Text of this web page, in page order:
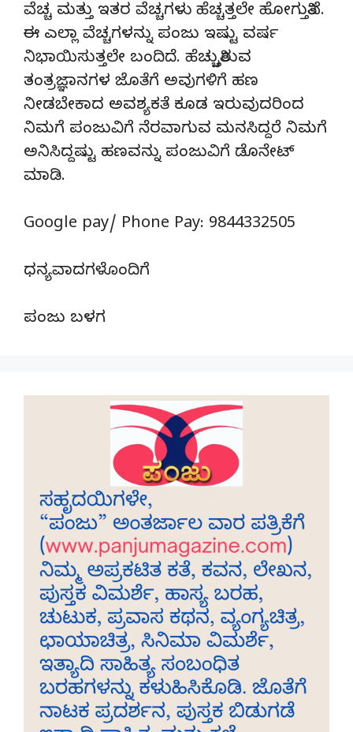
ವೆಚ್ಚ ಮತ್ತು ಇತರ ವೆಚ್ಚಗಳು ಹೆಚ್ಚತ್ತಲೇ ಹೋಗುತ್ತಿವೆ.
ಈ ಎಲ್ಲಾ ವೆಚ್ಚಗಳನ್ನು ಪಂಜು ಇಷ್ಟು ವರ್ಷ
ನಿಭಾಯಿಸುತ್ತಲೇ ಬಂದಿದೆ. ಹೆಚ್ಚುತ್ತಿರುವ
ತಂತ್ರಜ್ಞಾನಗಳ ಜೊತೆಗೆ ಅವುಗಳಿಗೆ ಹಣ
ನೀಡಬೇಕಾದ ಅವಶ್ಯಕತೆ ಕೂಡ ಇರುವುದರಿಂದ
ನಿಮಗೆ ಪಂಜುವಿಗೆ ನೆರವಾಗುವ ಮನಸಿದ್ದರೆ ನಿಮಗೆ
ಅನಿಸಿದ್ದಷ್ಟು ಹಣವನ್ನು ಪಂಜುವಿಗೆ ಡೊನೇಟ್‌
ಮಾಡಿ.
Google pay/ Phone Pay: 9844332505
ಧನ್ಯವಾದಗಳೊಂದಿಗೆ
ಪಂಜು ಬಳಗ